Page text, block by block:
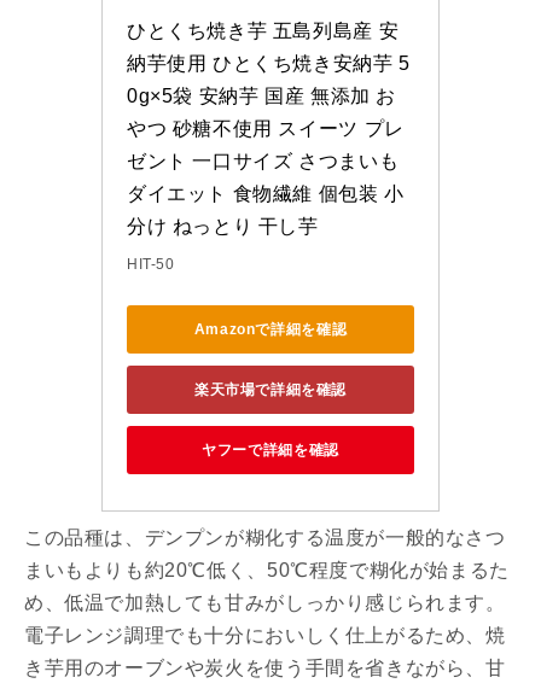
ひとくち焼き芋 五島列島産 安
納芋使用 ひとくち焼き安納芋 5
0g×5袋 安納芋 国産 無添加 お
やつ 砂糖不使用 スイーツ プレ
ゼント 一口サイズ さつまいも
ダイエット 食物繊維 個包装 小
分け ねっとり 干し芋
HIT-50
Amazonで詳細を確認
楽天市場で詳細を確認
ヤフーで詳細を確認
この品種は、デンプンが糊化する温度が一般的なさつ
まいもよりも約20℃低く、50℃程度で糊化が始まるた
め、低温で加熱しても甘みがしっかり感じられます。
電子レンジ調理でも十分においしく仕上がるため、焼
き芋用のオーブンや炭火を使う手間を省きながら、甘